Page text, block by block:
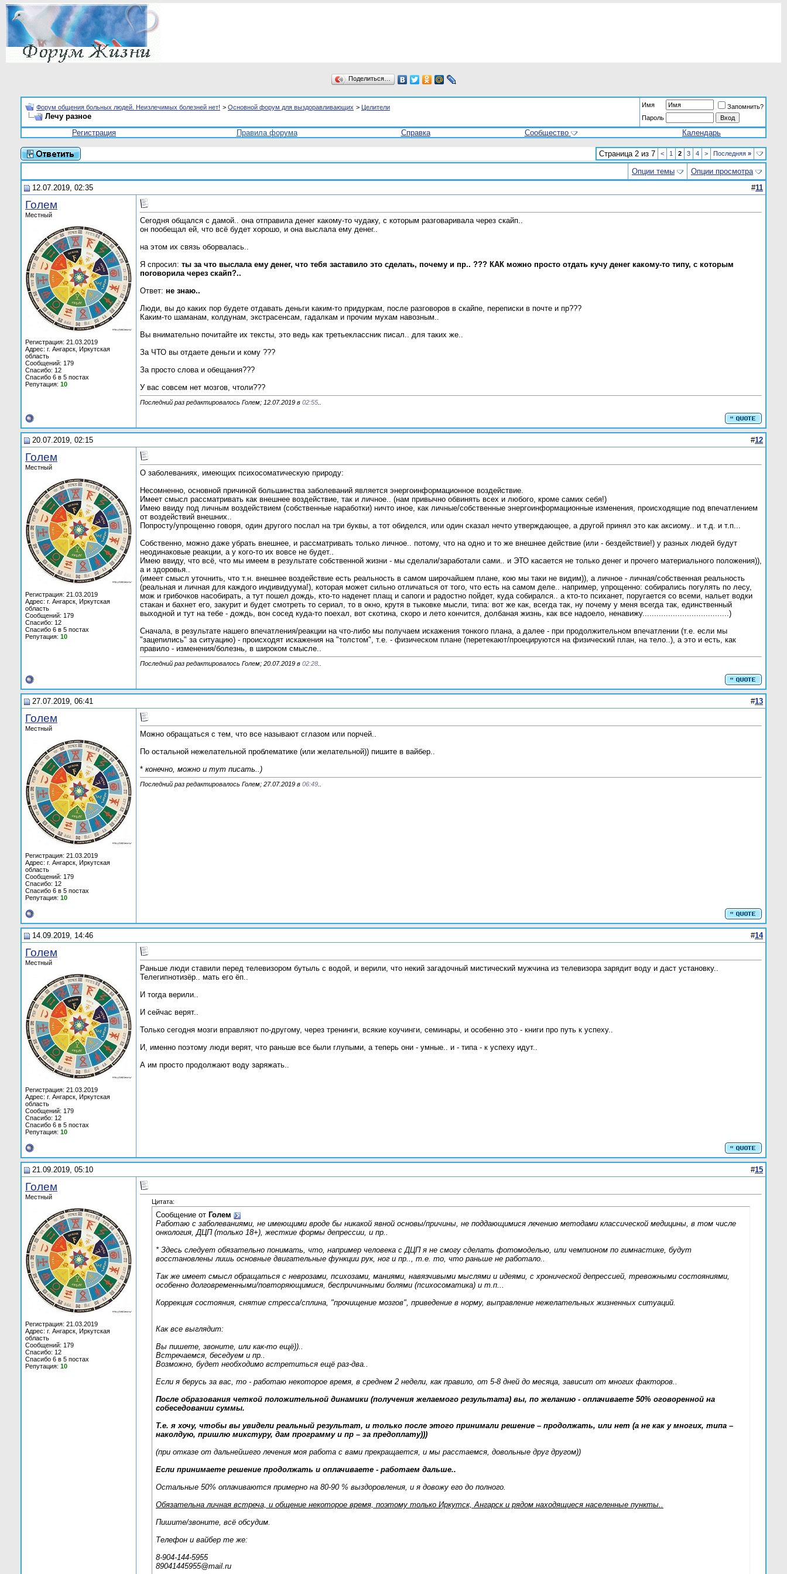
Поделиться…
Форум общения больных людей. Неизлечимых болезней нет! > Основной форум для выздоравливающих > Целители
Лечу разное
Имя
Запомнить?
Пароль
Регистрация Правила форума Справка Сообщество Календарь
Страница 2 из 7 < 1 2 3 4 > Последняя »
Опции темы
Опции просмотра
12.07.2019, 02:35
#11
Голем
Местный
Регистрация: 21.03.2019
Адрес: г. Ангарск, Иркутская
область
Сообщений: 179
Спасибо: 12
Спасибо 6 в 5 постах
Репутация: 10
Сегодня общался с дамой.. она отправила денег какому-то чудаку, с которым разговаривала через скайп..
он пообещал ей, что всё будет хорошо, и она выслала ему денег..
на этом их связь оборвалась..
Я спросил: ты за что выслала ему денег, что тебя заставило это сделать, почему и пр.. ??? КАК можно просто отдать кучу денег какому-то типу, с которым
поговорила через скайп?..
Ответ: не знаю..
Люди, вы до каких пор будете отдавать деньги каким-то придуркам, после разговоров в скайпе, переписки в почте и пр???
Каким-то шаманам, колдунам, экстрасенсам, гадалкам и прочим мухам навозным..
Вы внимательно почитайте их тексты, это ведь как третьеклассник писал.. для таких же..
За ЧТО вы отдаете деньги и кому ???
За просто слова и обещания???
У вас совсем нет мозгов, чтоли???
Последний раз редактировалось Голем; 12.07.2019 в 02:55
20.07.2019, 02:15 #12
Голем
Местный
Регистрация: 21.03.2019
Адрес: г. Ангарск, Иркутская
область
Сообщений: 179
Спасибо: 12
Спасибо 6 в 5 постах
Репутация: 10
О заболеваниях, имеющих психосоматическую природу:
Несомненно, основной причиной большинства заболеваний является энергоинформационное воздействие.
Имеет смысл рассматривать как внешнее воздействие, так и личное.. (нам привычно обвинять всех и любого, кроме самих себя!)
Имею ввиду под личным воздействием (собственные наработки) ничто иное, как личные/собственные энергоинформационные изменения, происходящие под впечатлением
от воздействий внешних..
Попросту/упрощенно говоря, один другого послал на три буквы, а тот обиделся, или один сказал нечто утверждающее, а другой принял это как аксиому.. и т.д. и т.п...
Собственно, можно даже убрать внешнее, и рассматривать только личное.. потому, что на одно и то же внешнее действие (или - бездействие!) у разных людей будут
неодинаковые реакции, а у кого-то их вовсе не будет..
Имею ввиду, что всё, что мы имеем в результате собственной жизни - мы сделали/заработали сами.. и ЭТО касается не только денег и прочего материального положения)),
а и здоровья..
(имеет смысл уточнить, что т.н. внешнее воздействие есть реальность в самом широчайшем плане, кою мы таки не видим)), а личное - личная/собственная реальность
(реальная и личная для каждого индивидуума!), которая может сильно отличаться от того, что есть на самом деле.. например, упрощенно: собирались погулять по лесу,
мож и грибочков насобирать, а тут пошел дождь, кто-то наденет плащ и сапоги и радостно пойдет, куда собирался.. а кто-то психанет, поругается со всеми, нальет водки
стакан и бахнет его, закурит и будет смотреть то сериал, то в окно, крутя в тыковке мысли, типа: вот же как, всегда так, ну почему у меня всегда так, единственный
выходной и тут на тебе - дождь, вон сосед куда-то поехал, вот скотина, скоро и лето кончится, долбаная жизнь, как все надоело, ненавижу.....................................)
Сначала, в результате нашего впечатления/реакции на что-либо мы получаем искажения тонкого плана, а далее - при продолжительном впечатлении (т.е. если мы
"зацепились" за ситуацию) - происходят искажения на "толстом", т.е. - физическом плане (перетекают/проецируются на физический план, на тело..), а это и есть, как
правило - изменения/болезнь, в широком смысле..
Последний раз редактировалось Голем; 20.07.2019 в 02:28
27.07.2019, 06:41 #13
Голем
Местный
Регистрация: 21.03.2019
Адрес: г. Ангарск, Иркутская
область
Сообщений: 179
Спасибо: 12
Спасибо 6 в 5 постах
Репутация: 10
Можно обращаться с тем, что все называют сглазом или порчей..
По остальной нежелательной проблематике (или желательной)) пишите в вайбер..
* конечно, можно и тут писать..)
Последний раз редактировалось Голем; 27.07.2019 в 06:49
14.09.2019, 14:46 #14
Голем
Местный
Регистрация: 21.03.2019
Адрес: г. Ангарск, Иркутская
область
Сообщений: 179
Спасибо: 12
Спасибо 6 в 5 постах
Репутация: 10
Раньше люди ставили перед телевизором бутыль с водой, и верили, что некий загадочный мистический мужчина из телевизора зарядит воду и даст установку..
Телегипнотизёр.. мать его ёп..
И тогда верили..
И сейчас верят..
Только сегодня мозги вправляют по-другому, через тренинги, всякие коучинги, семинары, и особенно это - книги про путь к успеху..
И, именно поэтому люди верят, что раньше все были глупыми, а теперь они - умные.. и - типа - к успеху идут..
А им просто продолжают воду заряжать..
21.09.2019, 05:10 #15
Голем
Местный
Регистрация: 21.03.2019
Адрес: г. Ангарск, Иркутская
область
Сообщений: 179
Спасибо: 12
Спасибо 6 в 5 постах
Репутация: 10
Цитата:
Сообщение от Голем
Работаю с заболеваниями, не имеющими вроде бы никакой явной основы/причины, не поддающимися лечению методами классической медицины, в том числе
онкология, ДЦП (только 18+), жесткие формы депрессии, и пр..
*Здесь следует обязательно понимать, что, например человека с ДЦП я не смогу сделать фотомоделью, или чемпионом по гимнастике, будут
восстановлены лишь основные двигательные функции рук, ног и пр.., т.е. то, что раньше не работало..
Так же имеет смысл обращаться с неврозами, психозами, маниями, навязчивыми мыслями и идеями, с хронической депрессией, тревожными состояниями,
особенно долговременными/повторяющимися, беспричинными болями (психосоматика) и т.п...
Коррекция состояния, снятие стресса/сплина, "прочищение мозгов", приведение в норму, выправление нежелательных жизненных ситуаций.
Как все выглядит:
Вы пишете, звоните, или как-то ещё))..
Встречаемся, беседуем и пр..
Возможно, будет необходимо встретиться ещё раз-два..
Если я берусь за вас, то - работаю некоторое время, в среднем 2 недели, как правило, от 5-8 дней до месяца, зависит от многих факторов..
После образования четкой положительной динамики (получения желаемого результата) вы, по желанию - оплачиваете 50% оговоренной на
собеседовании суммы.
Т.е. я хочу, чтобы вы увидели реальный результат, и только после этого принимали решение – продолжать, или нет (а не как у многих, типа –
наколдую, пришлю микстуру, дам программу и пр – за предоплату)))
(при отказе от дальнейшего лечения моя работа с вами прекращается, и мы расстаемся, довольные друг другом))
Если принимаете решение продолжать и оплачиваете - работаем дальше..
Остальные 50% оплачиваются примерно на 80-90 % выздоровления, и я довожу его до полного.
Обязательна личная встреча, и общение некоторое время, поэтому только Иркутск, Ангарск и рядом находящиеся населенные пункты..
Пишите/звоните, всё обсудим.
Телефон и вайбер те же:
8-904-144-5955
89041445955@mail.ru